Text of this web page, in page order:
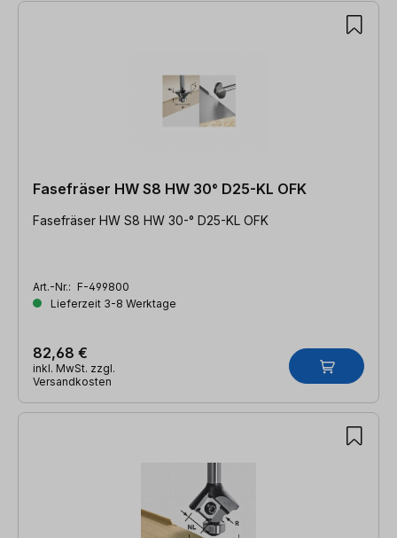
Fasefräser HW S8 HW 30° D25-KL OFK
Fasefräser HW S8 HW 30-° D25-KL OFK
Art.-Nr.: F-499800
Lieferzeit 3-8 Werktage
82,68 €
inkl. MwSt. zzgl.
Versandkosten